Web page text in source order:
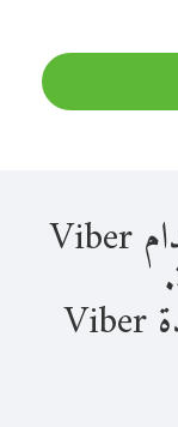
الاتصال على ألمانيا باستخدام Viber
بمجرد حصولك على أرصدة Viber